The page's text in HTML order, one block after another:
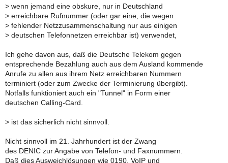
> wenn jemand eine obskure, nur in Deutschland
> erreichbare Rufnummer (oder gar eine, die wegen
> fehlender Netzzusammenschaltung nur aus einigen
> deutschen Telefonnetzen erreichbar ist) verwendet,
Ich gehe davon aus, daß die Deutsche Telekom gegen
entsprechende Bezahlung auch aus dem Ausland kommende
Anrufe zu allen aus ihrem Netz erreichbaren Nummern
terminiert (oder zum Zwecke der Terminierung übergibt).
Notfalls funktioniert auch ein "Tunnel" in Form einer
deutschen Calling-Card.
> ist das sicherlich nicht sinnvoll.
Nicht sinnvoll im 21. Jahrhundert ist der Zwang
des DENIC zur Angabe von Telefon- und Faxnummern.
Daß dies Ausweichlösungen wie 0190, VoIP und